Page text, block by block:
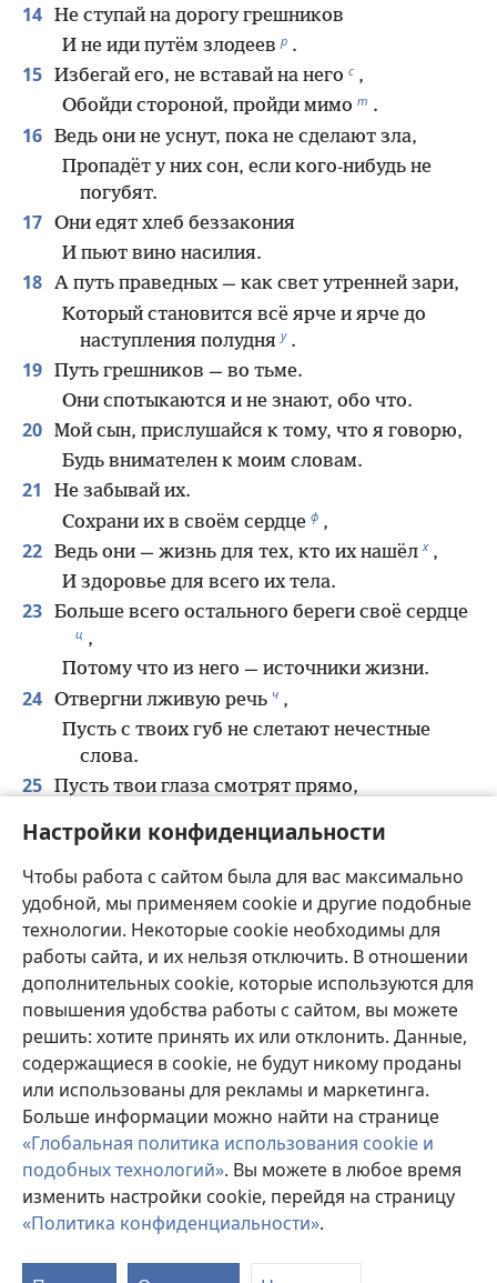
Настройки конфиденциальности
Чтобы работа с сайтом была для вас максимально
удобной, мы применяем cookie и другие подобные
технологии. Некоторые cookie необходимы для
работы сайта, и их нельзя отключить. В отношении
дополнительных cookie, которые используются для
повышения удобства работы с сайтом, вы можете
решить: хотите принять их или отклонить. Данные,
содержащиеся в cookie, не будут никому проданы
или использованы для рекламы и маркетинга.
Больше информации можно найти на странице
«Глобальная политика использования cookie и
подобных технологий». Вы можете в любое время
изменить настройки cookie, перейдя на страницу
«Политика конфиденциальности».
14 Не ступай на дорогу грешников
И не иди путём злодеев р .
15 Избегай его, не вставай на него с ,
Обойди стороной, пройди мимо т .
16 Ведь они не уснут, пока не сделают зла,
Пропадёт у них сон, если кого-нибудь не
погубят.
17 Они едят хлеб беззакония
И пьют вино насилия.
18 А путь праведных — как свет утренней зари,
Который становится всё ярче и ярче до
наступления полудня у .
19 Путь грешников — во тьме.
Они спотыкаются и не знают, обо что.
20 Мой сын, прислушайся к тому, что я говорю,
Будь внимателен к моим словам.
21
Не забывай их.
Сохрани их в своём сердце ф ,
22 Ведь они — жизнь для тех, кто их нашёл х ,
И здоровье для всего их тела.
23 Больше всего остального береги своё сердце
ц ,
Потому что из него — источники жизни.
24 Отвергни лживую речь ч ,
Пусть с твоих губ не слетают нечестные
слова.
25 Пусть твои глаза смотрят прямо,
Пусть твой взгляд будет устремлён прямо
перед тобой ш .
26 Выравнивай * путь для своих ног
,
И твои пути будут безопасны.
27 Не сворачивай ни направо, ни налево ы
.
Держись в стороне от зла.
Далее
Копирайты этой публикации
Copyright©2026Watch Tower Bible and Tract Society of
Pennsylvania.
КОНФИДЕНЦИАЛЬНОСТИ|НАСТРОЙКИ